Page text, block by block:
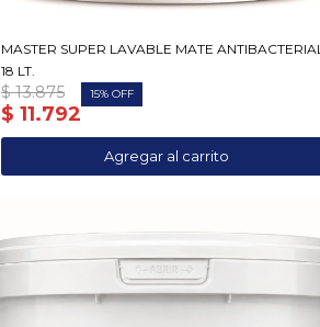
MASTER SUPER LAVABLE MATE ANTIBACTERIAL
18 LT.
$ 11.792
$ 13.875 15